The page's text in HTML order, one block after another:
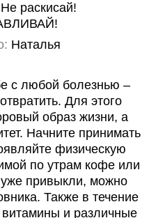
раскисай!
Наталья
с любой болезнью –
Для этого
образ жизни, а
Начните принимать
физическую
по утрам кофе или
привыкли, можно
Также в течение
витамины и различные